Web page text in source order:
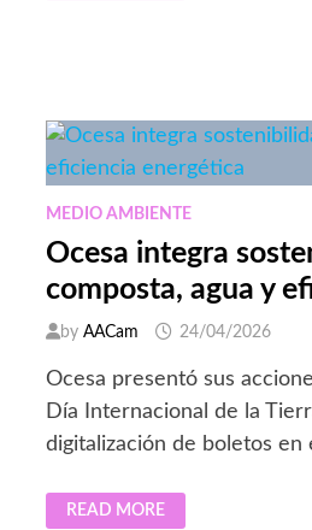
GLOBAL
MEDIO AMBIENTE
Ocesa integra
composta, agua y
byAACam 24/04/2026
Ocesa presentó sus
Día Internacional de la
digitalización de boletos en
OCESA
INTEGRA
READ MORE